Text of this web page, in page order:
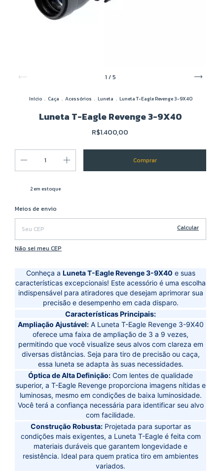
1 /5
Início . Caça . Acessórios . Luneta . Luneta T-Eagle Revenge 3-9X40
Luneta T-Eagle Revenge 3-9X40
R$1.400,00
2em estoque
Entregas para o CEP:
Meios de envio
Calcular
Não sei meu CEP
Conheça a Luneta T-Eagle Revenge 3-9X40 e suas
características excepcionais! Este acessório é uma escolha
indispensável para atiradores que desejam aprimorar sua
precisão e desempenho em cada disparo.
Características Principais:
Ampliação Ajustável:A Luneta T-Eagle Revenge 3-9X40
oferece uma faixa de ampliação de 3 a 9 vezes,
permitindo que você visualize seus alvos com clareza em
diversas distâncias. Seja para tiro de precisão ou caça,
essa luneta se adapta às suas necessidades.
Óptica de Alta Definição: Com lentes de qualidade
superior, a T-Eagle Revenge proporciona imagens nítidas e
luminosas, mesmo em condições de baixa luminosidade.
Você terá a confiança necessária para identificar seu alvo
com facilidade.
Construção Robusta:Projetada para suportar as
condições mais exigentes, a Luneta T-Eagle é feita com
materiais duráveis que garantem longevidade e
resistência. Ideal para quem pratica tiro em ambientes
variados.